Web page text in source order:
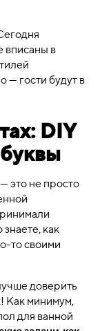
вписаны в
— гости будут в
DIY
это не просто
знаете, как
то своими
доверить
Как минимум,
для ванной